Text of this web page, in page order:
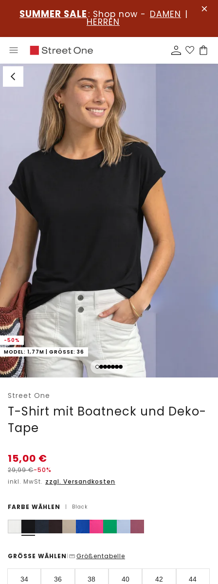
SUMMER SALE : Shop now - DAMEN |
HERREN
-50%
MODEL: 1,77M | GRÖSSE: 36
Street One
T-Shirt mit Boatneck und Deko-
Tape
15,00 €
29,99€-50%
inkl. MwSt. zzgl. Versandkosten
FARBE WÄHLEN | Black
GRÖSSE WÄHLEN | Größentabelle
34 36 38 40 42 44